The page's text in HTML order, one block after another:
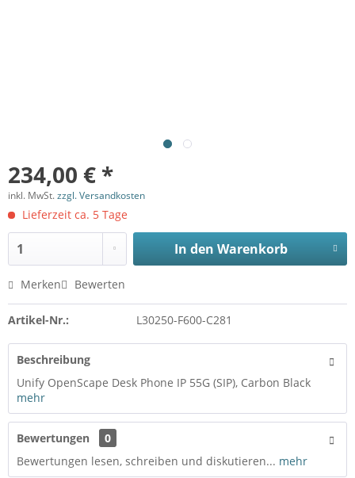
234,00 € *
inkl. MwSt.zzgl. Versandkosten
Lieferzeit ca. 5 Tage
In den Warenkorb
Merken Bewerten
Artikel-Nr.: L30250-F600-C281
Beschreibung
Unify OpenScape Desk Phone IP 55G (SIP), Carbon Black
mehr
Bewertungen
0
Bewertungen lesen, schreiben und diskutieren... mehr